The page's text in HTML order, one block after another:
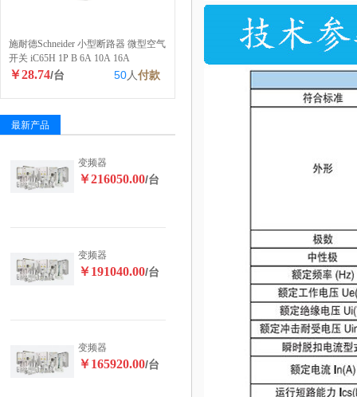
施耐德Schneider 小型断路器 微型空气
开关 iC65H 1P B 6A 10A 16A
￥28.74/台 50人付款
最新产品
变频器
￥216050.00/台
变频器
￥191040.00/台
变频器
￥165920.00/台